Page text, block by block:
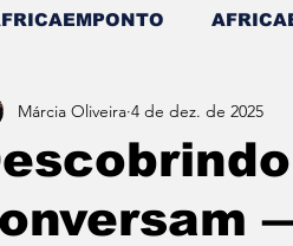
do Tempo - (Blog) Nas
Márcia Oliveira 4 de dez. de 2025